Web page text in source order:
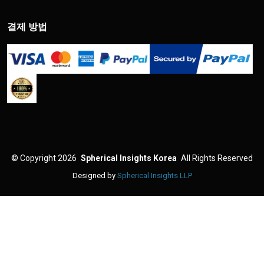
결제 방법
© Copyright 2026 Spherical Insights Korea All Rights Reserved
Designed by Spherical Insights LLP